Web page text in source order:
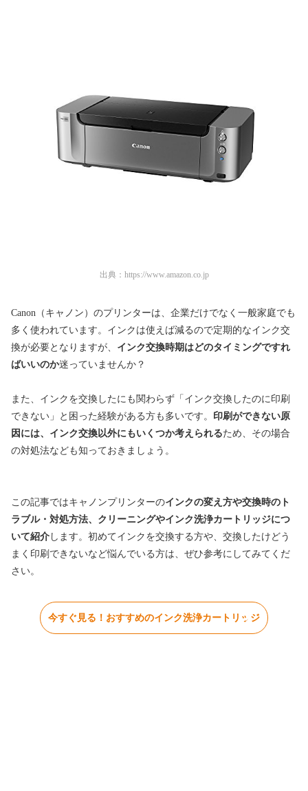
出典： https://www.amazon.co.jp
Canon（キャノン）のプリンターは、企業だけでなく一般家庭でも
多く使われています。インクは使えば減るので定期的なインク交
換が必要となりますが、 インク交換時期はどのタイミングですれ
ばいいのか迷っていませんか？
また、インクを交換したにも関わらず「インク交換したのに印刷
できない」と困った経験がある方も多いです。 印刷ができない原
因には、インク交換以外にもいくつか考えられるため、その場合
の対処法なども知っておきましょう。
この記事ではキャノンプリンターのインクの変え方や交換時のト
ラブル・対処方法、クリーニングやインク洗浄カートリッジにつ
いて紹介 します。初めてインクを交換する方や、交換したけどう
まく印刷できないなど悩んでいる方は、ぜひ参考にしてみてくだ
さい。
今すぐ見る！おすすめのインク洗浄カートリッジ